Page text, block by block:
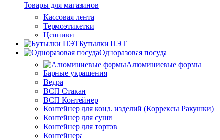
Товары для магазинов
Кассовая лента
Термоэтикетки
Ценники
Бутылки ПЭТ
Одноразовая посуда
Алюминиевые формы
Барные украшения
Ведра
ВСП Стакан
ВСП Контейнер
Контейнер для конд. изделий (Коррексы Ракушки)
Контейнер для суши
Контейнер для тортов
Контейнера